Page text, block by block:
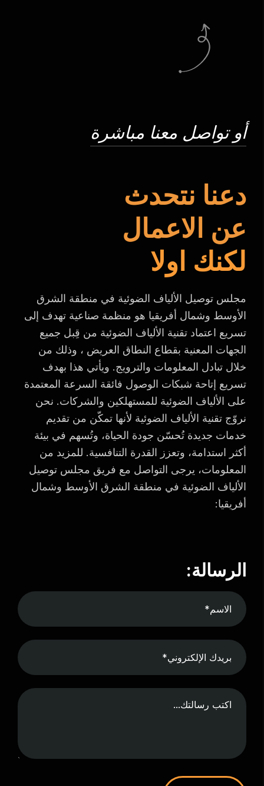
أو تواصل معنا مباشرة
دعنا نتحدث
عن الاعمال
لكنك اولا
مجلس توصيل الألياف الضوئية في منطقة الشرق
الأوسط وشمال أفريقيا هو منظمة صناعية تهدف إلى
تسريع اعتماد تقنية الألياف الضوئية من قِبل جميع
الجهات المعنية بقطاع النطاق العريض ، وذلك من
خلال تبادل المعلومات والترويج. ويأتي هذا بهدف
تسريع إتاحة شبكات الوصول فائقة السرعة المعتمدة
على الألياف الضوئية للمستهلكين والشركات. نحن
نروّج تقنية الألياف الضوئية لأنها تمكّن من تقديم
خدمات جديدة تُحسّن جودة الحياة، وتُسهم في بيئة
أكثر استدامة، وتعزز القدرة التنافسية. للمزيد من
المعلومات، يرجى التواصل مع فريق مجلس توصيل
الألياف الضوئية في منطقة الشرق الأوسط وشمال
أفريقيا:
الرسالة: